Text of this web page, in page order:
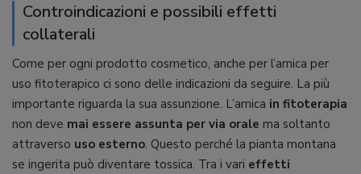
Controindicazioni e possibili effetti
collaterali
Come per ogni prodotto cosmetico, anche per l’arnica per
uso fitoterapico ci sono delle indicazioni da seguire. La più
importante riguarda la sua assunzione. L’arnica in fitoterapia
non deve mai essere assunta per via orale ma soltanto
attraverso uso esterno. Questo perché la pianta montana
se ingerita può diventare tossica. Tra i vari effetti